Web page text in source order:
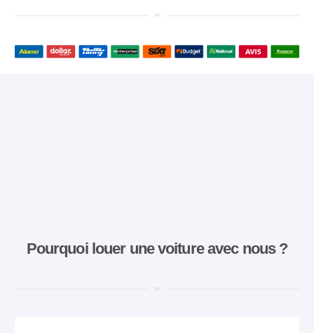
Pourquoi louer une voiture avec nous ?